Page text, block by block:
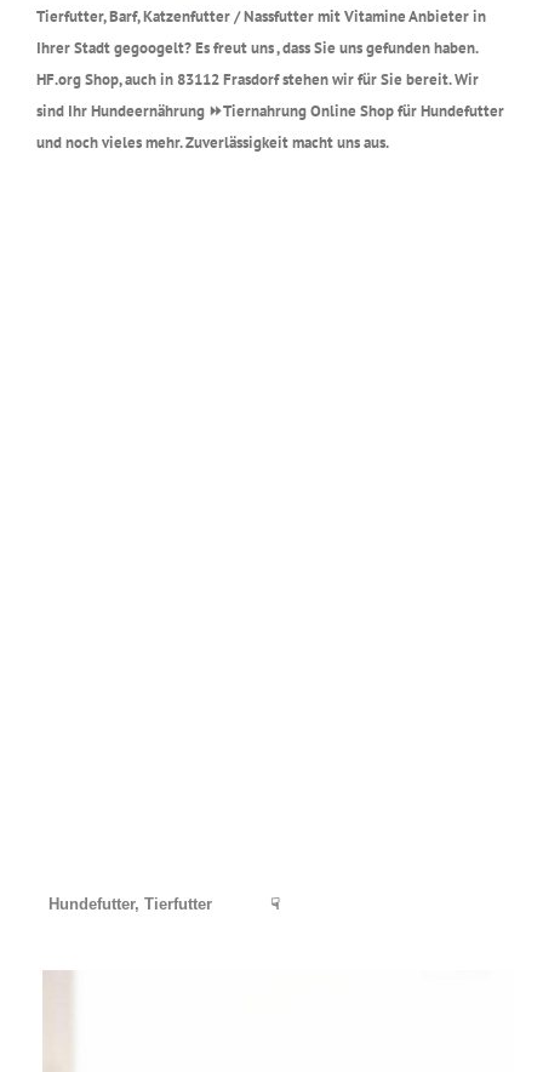
Tierfutter, Barf, Katzenfutter / Nassfutter mit Vitamine Anbieter in
Ihrer Stadt gegoogelt? Es freut uns , dass Sie uns gefunden haben.
HF.org Shop, auch in 83112 Frasdorf stehen wir für Sie bereit. Wir
sind Ihr Hundeernährung ⏩Tiernahrung Online Shop für Hundefutter
und noch vieles mehr. Zuverlässigkeit macht uns aus.
Hundefutter, Tierfutter ☟